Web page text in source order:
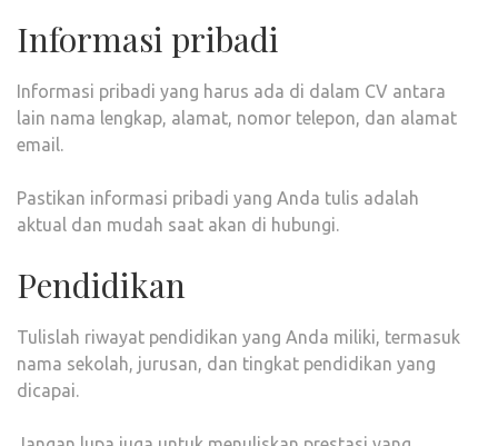
Informasi pribadi
Informasi pribadi yang harus ada di dalam CV antara
lain nama lengkap, alamat, nomor telepon, dan alamat
email.
Pastikan informasi pribadi yang Anda tulis adalah
aktual dan mudah saat akan di hubungi.
Pendidikan
Tulislah riwayat pendidikan yang Anda miliki, termasuk
nama sekolah, jurusan, dan tingkat pendidikan yang
dicapai.